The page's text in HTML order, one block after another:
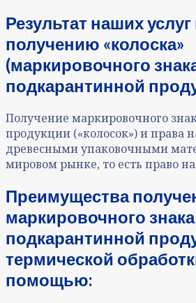
Результат наших услуг
получению «колоска»
(маркировочного
подкарантинной
Получение маркировочного
продукции («колосок») и права
древесными упаковочными
мировом рынке, то есть право
Преимущества
маркировочного знака
подкарантинной
термической
помощью: